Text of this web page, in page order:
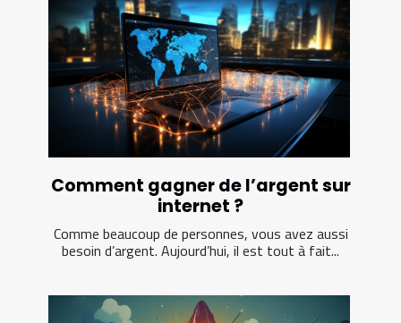
Comment gagner de l’argent sur
internet ?
Comme beaucoup de personnes, vous avez aussi
besoin d’argent. Aujourd’hui, il est tout à fait...